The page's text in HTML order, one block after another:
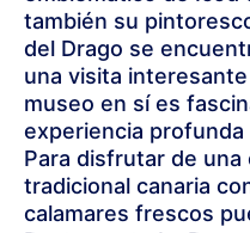
también su
del Drago se
una visita
museo en sí es
experiencia
Para disfrutar de una
tradicional canaria
calamares frescos